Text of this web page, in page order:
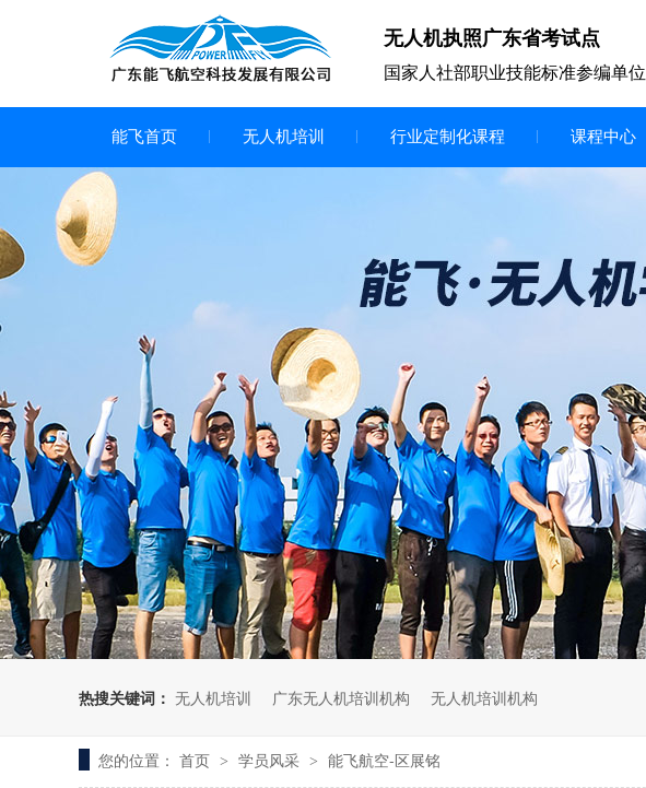
无人机执照广东省考试点
国家人社部职业技能标准参编单位
能飞首页 无人机培训 行业定制化课程 课程中心
垂直起降无人机
轻型教学无人机套装
无人机考培创新专区
人社无人机职业工种实训系统
多旋翼无人机考培训练专用套
装
无人机考培基地工具
无人机考试评测系统
热搜关键词： 无人机培训 广东无人机培训机构 无人机培训机构
您的位置： 首页 > 学员风采 > 能飞航空-区展铭